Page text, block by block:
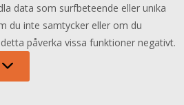
data som surfbeteende eller unika
du inte samtycker eller om du
påverka vissa funktioner negativt.